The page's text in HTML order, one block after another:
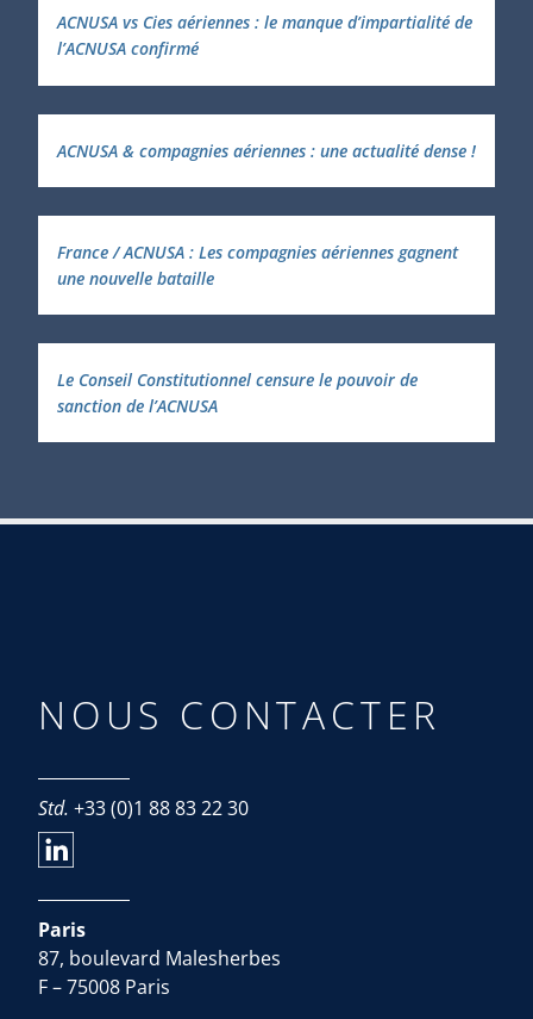
ACNUSA vs Cies aériennes : le manque d’impartialité de
l’ACNUSA confirmé
ACNUSA & compagnies aériennes : une actualité dense !
France / ACNUSA : Les compagnies aériennes gagnent
une nouvelle bataille
Le Conseil Constitutionnel censure le pouvoir de
sanction de l’ACNUSA
NOUS CONTACTER
Std. +33 (0)1 88 83 22 30
Paris
87, boulevard Malesherbes
F – 75008 Paris